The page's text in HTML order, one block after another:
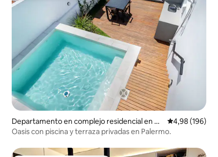
Departamento en complejo residencial en Pa
lermo
Calificación
4,98 (196)
Oasis con piscina y terraza privadas en Palermo.